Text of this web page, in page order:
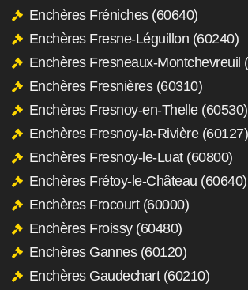
Enchères Fréniches (60640)
Enchères Fresne-Léguillon (60240)
Enchères Fresneaux-Montchevreuil
Enchères Fresnières (60310)
Enchères Fresnoy-en-Thelle (60530)
Enchères Fresnoy-la-Rivière (60127)
Enchères Fresnoy-le-Luat (60800)
Enchères Frétoy-le-Château (60640)
Enchères Frocourt (60000)
Enchères Froissy (60480)
Enchères Gannes (60120)
Enchères Gaudechart (60210)